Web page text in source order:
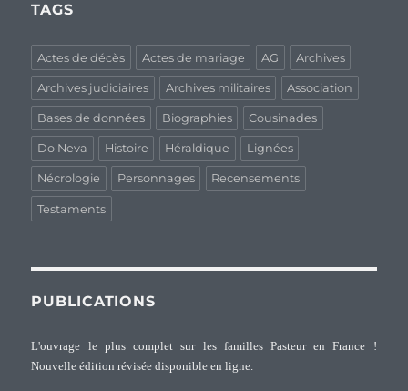
TAGS
Actes de décès Actes de mariage AG Archives
Archives judiciaires Archives militaires Association
Bases de données Biographies Cousinades
Do Neva Histoire Héraldique Lignées
Nécrologie Personnages Recensements
Testaments
PUBLICATIONS
L'ouvrage le plus complet sur les familles Pasteur en France !
Nouvelle édition révisée disponible en ligne.